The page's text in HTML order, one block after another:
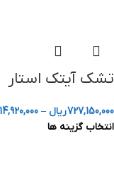
تشک آیتک استار
727,150,000ریال –
انتخاب گزینه ها